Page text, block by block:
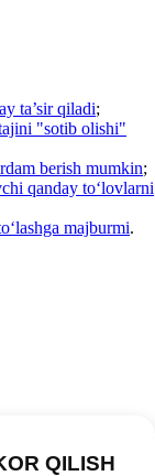
ta’sir qiladi;
"sotib olishi"
berish mumkin;
qanday toʻlovlarni
majburmi.
QILISH